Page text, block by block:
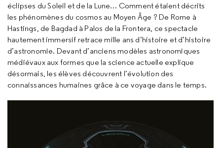
éclipses du Soleil et de la Lune… Comment étaient décrits
les phénomènes du cosmos au Moyen Âge ? De Rome à
Hastings, de Bagdad à Palos de la Frontera, ce spectacle
hautement immersif retrace mille ans d’histoire et d’histoire
d’astronomie. Devant d’anciens modèles astronomiques
médiévaux aux formes que la science actuelle explique
désormais, les élèves découvrent l’évolution des
connaissances humaines grâce à ce voyage dans le temps.